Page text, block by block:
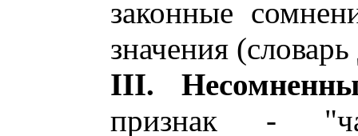
законные
значения
III.
признак -